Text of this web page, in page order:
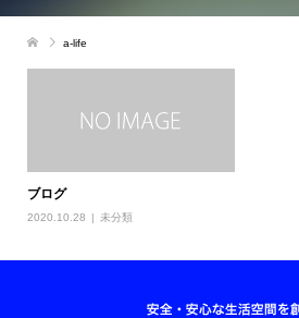
a-life
ブログ
2020.10.28 未分類